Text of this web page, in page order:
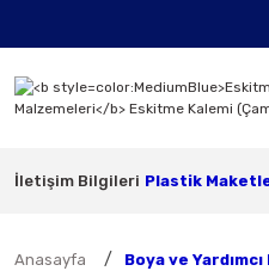
İletişim Bilgileri Plastik
Anasayfa Boya ve